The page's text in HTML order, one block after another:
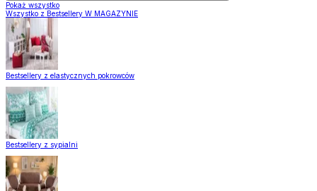
Pokaż wszystko
Wszystko z Bestsellery W MAGAZYNIE
Bestsellery z elastycznych pokrowców
Bestsellery z sypialni